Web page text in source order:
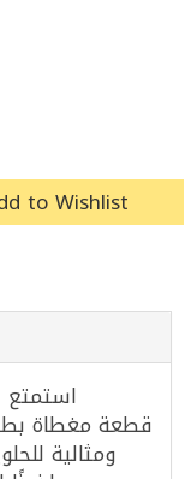
to Wishlist
استمتع